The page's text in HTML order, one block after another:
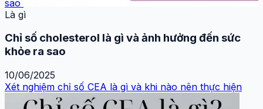
sao
Là gì
Chỉ số cholesterol là gì và ảnh hưởng đến sức
khỏe ra sao
10/06/2025
Xét nghiệm chỉ số CEA là gì và khi nào nên thực hiện